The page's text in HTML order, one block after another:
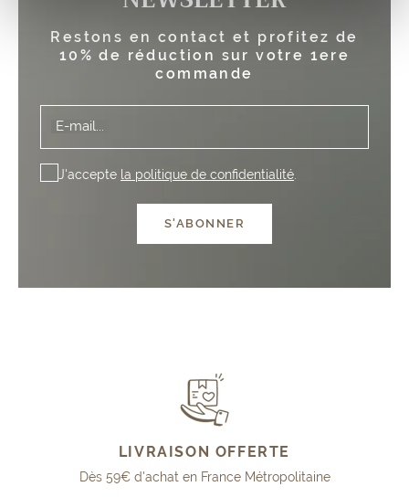
Restons en contact et profitez de
10% de réduction sur votre 1ere
commande
E-mail...
J'accepte la politique de confidentialité
S'ABONNER
LIVRAISON OFFERTE
Dès 59€ d'achat en France Métropolitaine